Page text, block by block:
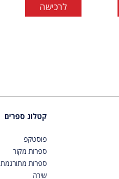
לרכישה
קטלוג ספרים
פוסטקפ
ספרות מקור
ספרות מתורגמת
שירה